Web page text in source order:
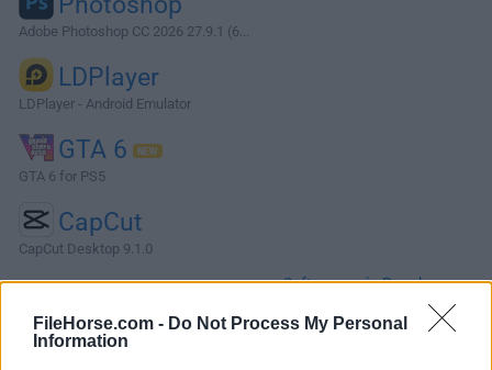
FileHorse.com - Do Not Process My Personal
Information
Adobe Photoshop CC 2026 27.9.1 (6...
LDPlayer
LDPlayer - Android Emulator
GTA 6
GTA 6 for PS5
CapCut
CapCut Desktop 9.1.0
Software más Populares »
Acerca de DisplayFusion